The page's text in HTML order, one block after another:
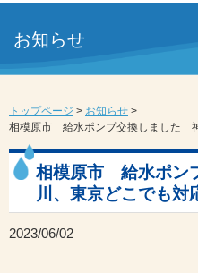
お知らせ
トップページ > お知らせ >
相模原市 給水ポンプ交換しました 神
相模原市 給水ポン
川、東京どこでも対
2023/06/02